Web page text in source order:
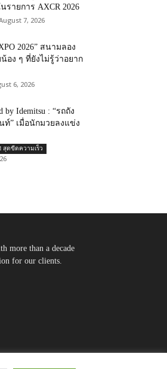
รายการ AXCR 2026
7, 2026
2026” สนามลอง
อง ๆ ที่ยังไม่รู้ว่าอยาก
6, 2026
by Idemitsu : “รถถัง
ท์” เมื่อนักมวยลงแข่ง
สุดขีดความเร็ว
more than a decade
for our clients.